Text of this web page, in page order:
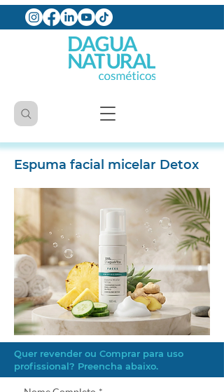
Espuma facial micelar Detox
Quer revender ou Comprar para uso
profissional? Preencha abaixo.